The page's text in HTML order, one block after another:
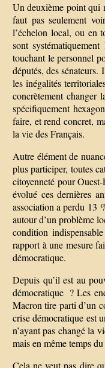
Un deuxième point qui
faut pas seulement
l’échelon local, ou en
sont
touchant le personnel
députés, des
les inégalités
concrètement changer
spécifiquement
faire, et rend concret,
la vie des Français.
Autre élément de
plus participer, toutes
citoyenneté pour
évolué ces dernières
association a perdu 13
autour d’un problème
condition
rapport à une mesure
démocratique.
Depuis qu’il est au
démocratique ? Les
Macron tire parti d’un
crise démocratique est
n’ayant pas changé la
mais en même temps
Cela ne veut pas dire